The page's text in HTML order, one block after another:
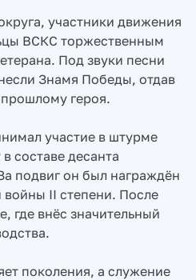
участники движения
ВСКС торжественным
Под звуки песни
Знамя Победы, отдав
героя.
участие в штурме
составе десанта
подвиг он был награждён
II степени. После
где внёс значительный
поколения, а служение